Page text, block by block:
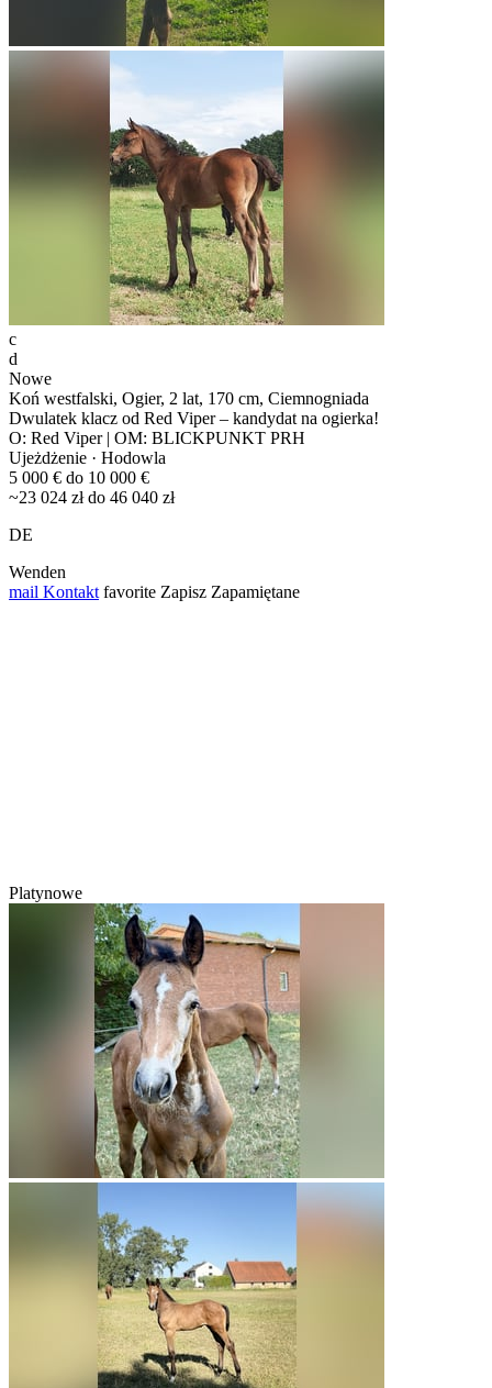
c
d
Nowe
Koń westfalski, Ogier, 2 lat, 170 cm, Ciemnogniada
Dwulatek klacz od Red Viper – kandydat na ogierka!
O: Red Viper | OM: BLICKPUNKT PRH
Ujeżdżenie · Hodowla
5 000 € do 10 000 €
~23 024 zł do 46 040 zł
DE
Wenden
mail Kontakt favorite Zapisz Zapamiętane
Platynowe